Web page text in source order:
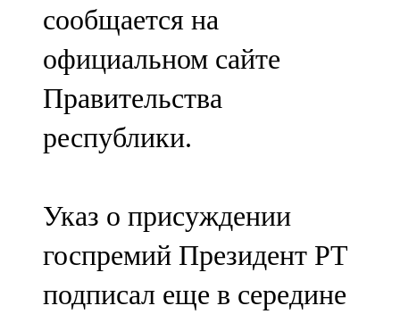
107,8 FM
Теләче
106,1 FM
Түбән Кама
Чирмешән
107,7 FM
Чистай
сообщается на
официальном сайте
Правительства
республики.
Указ о присуждении
госпремий Президент РТ
подписал еще в середине